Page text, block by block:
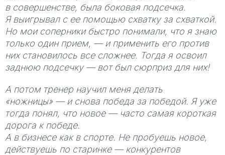
в совершенстве, была боковая подсечка.
Я выигрывал с ее помощью схватку за схваткой.
Но мои соперники быстро понимали, что я знаю
только один прием, — и применить его против
них становилось все сложнее. Тогда я освоил
заднюю подсечку — вот был сюрприз для них!
А потом тренер научил меня делать
«ножницы» — и снова победа за победой. Я уже
тогда понял, что новое — часто самая короткая
дорога к победе.
А в бизнесе как в спорте. Не пробуешь новое,
действуешь по старинке — конкурентов